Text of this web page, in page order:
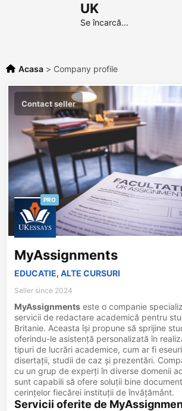
UK
Se încarcă...
Acasa > Company profile
Contact seller
PRO
MyAssignments
EDUCATIE, ALTE CURSURI
Seller since 2024
MyAssignments este o companie
servicii de redactare academică pentru
Britanie. Aceasta își propune să sprijine
oferindu-le asistență personalizată în
tipuri de lucrări academice, cum ar fi
disertații, studii de caz și prezentări.
cu un grup de experți în diverse domenii
sunt capabili să ofere soluții bine
cerințelor fiecărei instituții de învățământ.
Servicii oferite de